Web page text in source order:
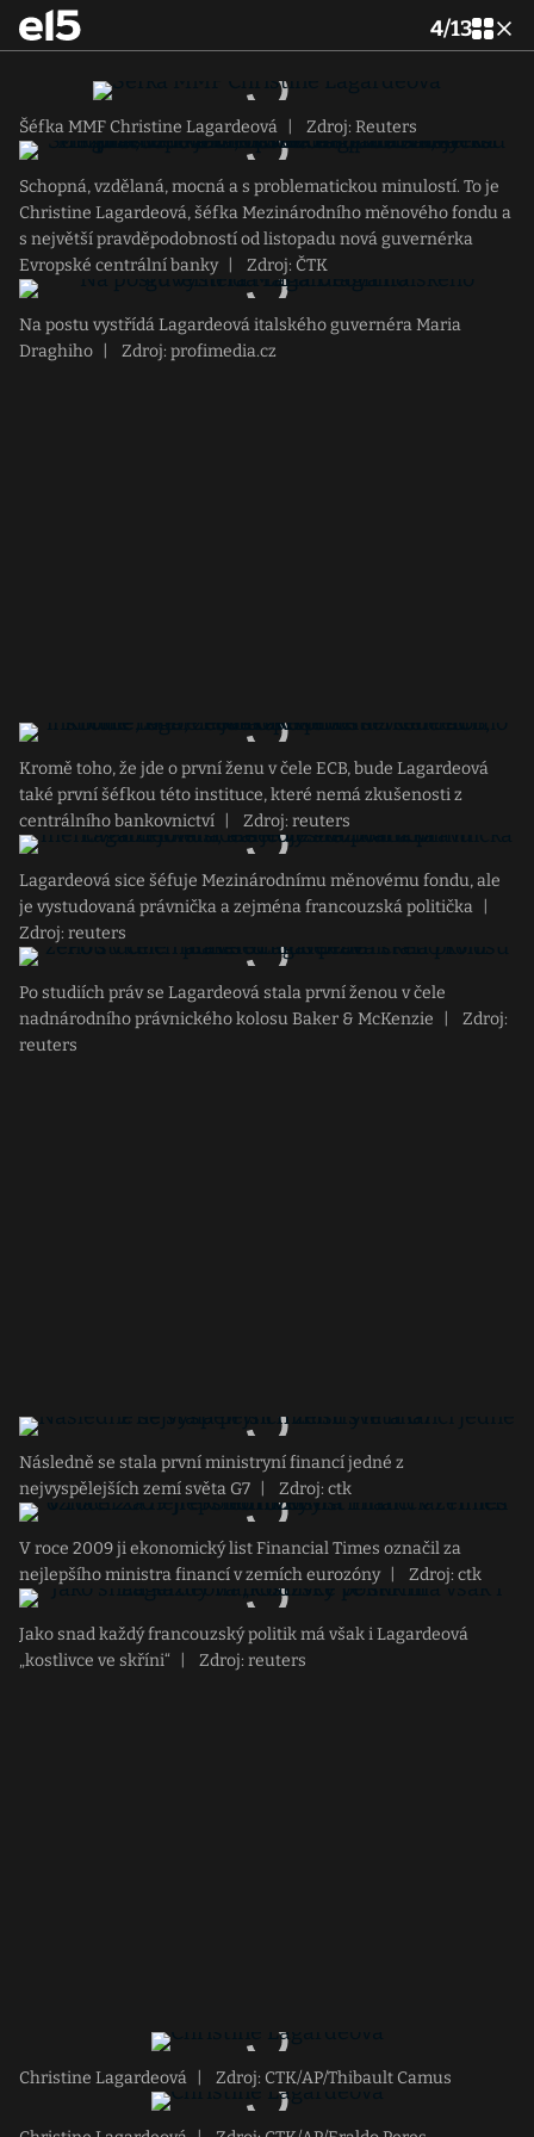
4/13
Šéfka MMF Christine Lagardeová Zdroj: Reuters
Schopná, vzdělaná, mocná a s problematickou minulostí. To je
Christine Lagardeová, šéfka Mezinárodního měnového fondu a
s největší pravděpodobností od listopadu nová guvernérka
Evropské centrální banky
Zdroj: ČTK
Na postu vystřídá Lagardeová italského guvernéra Maria
Draghiho
Zdroj: profimedia.cz
Kromě toho, že jde o první ženu v čele ECB, bude Lagardeová
také první šéfkou této instituce, které nemá zkušenosti z
centrálního bankovnictví
Zdroj: reuters
Lagardeová sice šéfuje Mezinárodnímu měnovému fondu, ale
je vystudovaná právnička a zejména francouzská politička
Zdroj: reuters
Po studiích práv se Lagardeová stala první ženou v čele
nadnárodního právnického kolosu Baker & McKenzie
Zdroj:
reuters
Následně se stala první ministryní financí jedné z
nejvyspělejších zemí světa G7
Zdroj: ctk
V roce 2009 ji ekonomický list Financial Times označil za
nejlepšího ministra financí v zemích eurozóny
Zdroj: ctk
Jako snad každý francouzský politik má však i Lagardeová
„kostlivce ve skříni“
Zdroj: reuters
Christine Lagardeová Zdroj: CTK/AP/Thibault Camus